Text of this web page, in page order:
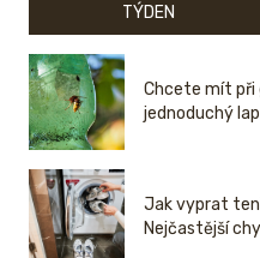
TÝDEN
Chcete mít při
jednoduchý
Jak vyprat
Nejčastější